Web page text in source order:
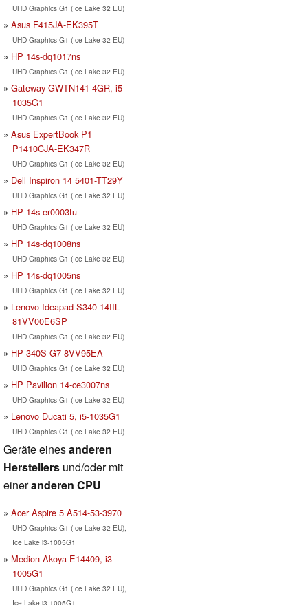
UHD Graphics G1 (Ice Lake 32 EU)
Asus F415JA-EK395T
UHD Graphics G1 (Ice Lake 32 EU)
HP 14s-dq1017ns
UHD Graphics G1 (Ice Lake 32 EU)
Gateway GWTN141-4GR, i5-
1035G1
UHD Graphics G1 (Ice Lake 32 EU)
Asus ExpertBook P1
P1410CJA-EK347R
UHD Graphics G1 (Ice Lake 32 EU)
Dell Inspiron 14 5401-TT29Y
UHD Graphics G1 (Ice Lake 32 EU)
HP 14s-er0003tu
UHD Graphics G1 (Ice Lake 32 EU)
HP 14s-dq1008ns
UHD Graphics G1 (Ice Lake 32 EU)
HP 14s-dq1005ns
UHD Graphics G1 (Ice Lake 32 EU)
Lenovo Ideapad S340-14IIL-
81VV00E6SP
UHD Graphics G1 (Ice Lake 32 EU)
HP 340S G7-8VV95EA
UHD Graphics G1 (Ice Lake 32 EU)
HP Pavilion 14-ce3007ns
UHD Graphics G1 (Ice Lake 32 EU)
Lenovo Ducati 5, i5-1035G1
UHD Graphics G1 (Ice Lake 32 EU)
Geräte einesanderen
Herstellers und/oder mit
eineranderen CPU
Acer Aspire 5 A514-53-3970
UHD Graphics G1 (Ice Lake 32 EU),
Ice Lake i3-1005G1
Medion Akoya E14409, i3-
1005G1
UHD Graphics G1 (Ice Lake 32 EU),
Ice Lake i3-1005G1